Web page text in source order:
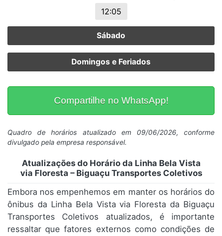
12:05
Sábado
Domingos e Feriados
Compartilhe no WhatsApp!
Quadro de horários atualizado em 09/06/2026, conforme
divulgado pela empresa responsável.
Atualizações do Horário da Linha Bela Vista
via Floresta – Biguaçu Transportes Coletivos
Embora nos empenhemos em manter os horários do
ônibus da Linha Bela Vista via Floresta da Biguaçu
Transportes Coletivos atualizados, é importante
ressaltar que fatores externos como condições de